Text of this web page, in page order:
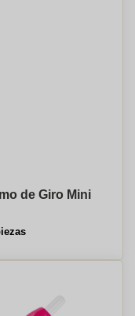
de Giro Mini